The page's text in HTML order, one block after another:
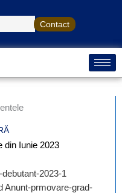
Contact
din Iunie 2023
2023-1
Anunt-prmovare-grad-